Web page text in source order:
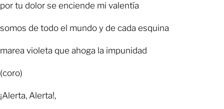
por tu dolor se enciende mi valentía
somos de todo el mundo y de cada esquina
marea violeta que ahoga la impunidad
(coro)
¡Alerta, Alerta!,